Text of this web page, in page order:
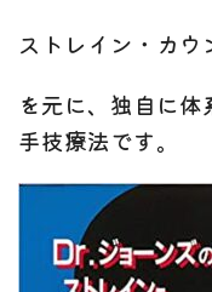
ストレイン・カ
を元に、独自に体
手技療法です。